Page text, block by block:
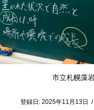
市立札幌藻
登録日: 2025年11月13日 /